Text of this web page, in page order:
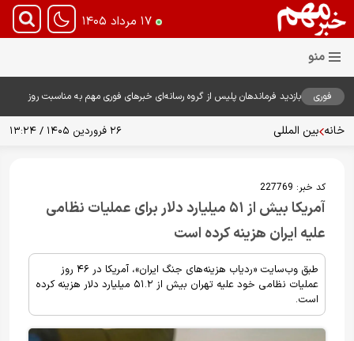
۱۷ مرداد ۱۴۰۵
فوری
بازدید فرماندهان پلیس از گروه رسانه‌ای خبرهای فوری مهم به مناسبت روز
خانه بین المللی ۲۶ فروردین ۱۴۰۵ / ۱۳:۲۴
کد خبر: 227769
آمریکا بیش از ۵۱ میلیارد دلار برای عملیات نظامی
علیه ایران هزینه کرده است
طبق وب‌سایت «ردیاب هزینه‌های جنگ ایران»، آمریکا در ۴۶ روز
عملیات نظامی خود علیه تهران بیش از ۵۱.۲ میلیارد دلار هزینه کرده
است.